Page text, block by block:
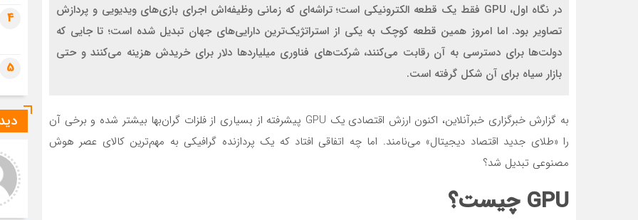
در نگاه اول، GPU فقط یک قطعه الکترونیکی است؛ تراشه‌ای که زمانی وظیفه‌اش اجرای بازی‌های ویدیویی و پردازش
تصاویر بود. اما امروز همین قطعه کوچک به یکی از استراتژیک‌ترین دارایی‌های جهان تبدیل شده است؛ تا جایی که
دولت‌ها برای دسترسی به آن رقابت می‌کنند، شرکت‌های فناوری میلیاردها دلار برای خریدش هزینه می‌کنند و حتی
بازار سیاه برای آن شکل گرفته است.
به گزارش خبرگزاری خبرآنلاین، اکنون ارزش اقتصادی یک GPU پیشرفته از بسیاری از فلزات گران‌بها بیشتر شده و برخی آن
را «طلای جدید اقتصاد دیجیتال» می‌نامند. اما چه اتفاقی افتاد که یک پردازنده گرافیکی به مهم‌ترین کالای عصر هوش
مصنوعی تبدیل شد؟
GPU چیست؟
4
5
داودی
قیمت محسوسی با فصل‌های
شلوغ دارد یا فقط در بعضی
هتل‌ها این‌طور است؟